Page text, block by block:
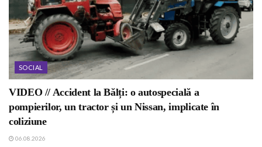
SOCIAL
VIDEO // Accident la Bălți: o autospecială a
pompierilor, un tractor și un Nissan, implicate în
coliziune
06.08.2026